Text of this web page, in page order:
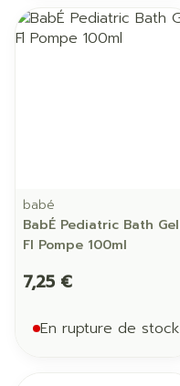
babé
BabÉ Pediatric Bath Gel
Fl Pompe 100ml
7,25 €
En rupture de stock